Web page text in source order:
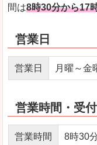
間は8時30分から17
営業日
営業日 月曜～金
営業時間・受
営業時間 8時30